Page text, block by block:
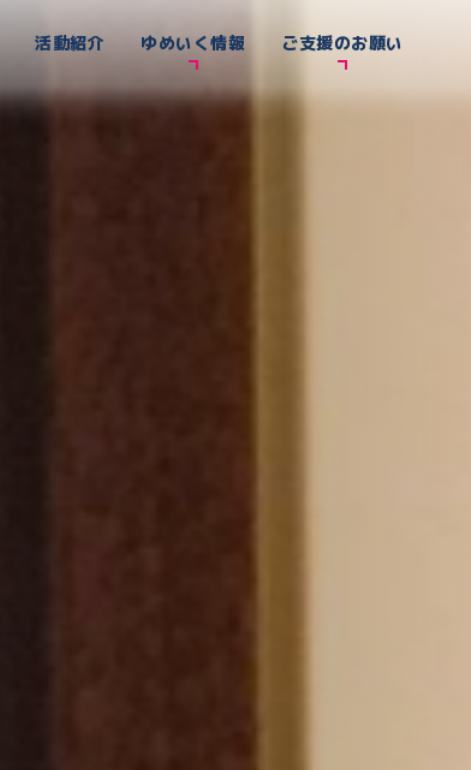
活動紹介 ゆめいく情報 ご支援のお願い